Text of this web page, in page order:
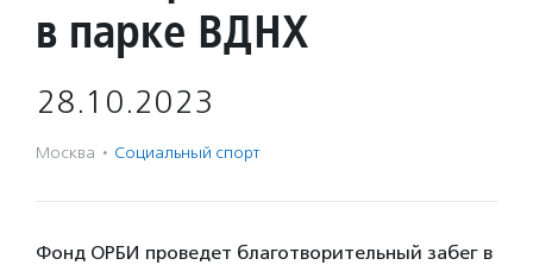
в парке ВДНХ
28.10.2023
Москва · Социальный спорт
Фонд ОРБИ проведет благотворительный забег в